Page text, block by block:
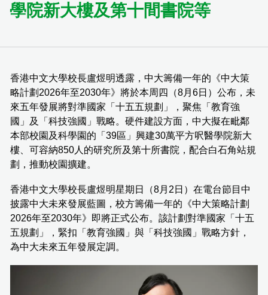
學院新大樓及第十間書院等
香港中文大學校長盧煜明透露，中大籌備一年的《中大策
略計劃2026年至2030年》將於本周四（8月6日）公布，未
來五年發展將對準國家「十五五規劃」，聚焦「教育強
國」及「科技強國」戰略。硬件建設方面，中大擬在毗鄰
本部校園及科學園的「39區」興建30萬平方呎醫學院新大
樓、可容納850人的研究所及第十所書院，配合白石角站規
劃，推動校園擴建。
香港中文大學校長盧煜明星期日（8月2日）在電台節目中
披露中大未來發展藍圖，校方籌備一年的《中大策略計劃
2026年至2030年》即將正式公布。該計劃對準國家「十五
五規劃」，緊扣「教育強國」與「科技強國」戰略方針，
為中大未來五年發展定調。